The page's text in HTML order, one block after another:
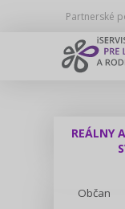
Partnerské
REÁLNY
Občan